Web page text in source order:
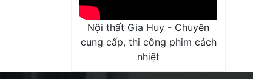
Nội thất Gia Huy - Chuyên
cung cấp, thi công phim cách
nhiệt